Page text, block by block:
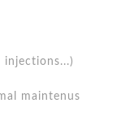
injections...)
maintenus